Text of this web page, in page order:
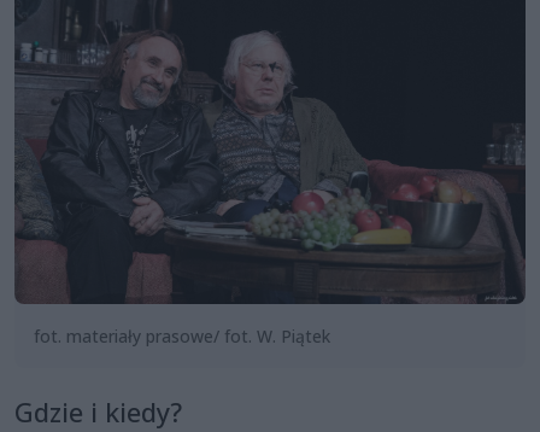
fot. materiały prasowe/ fot. W. Piątek
Gdzie i kiedy?